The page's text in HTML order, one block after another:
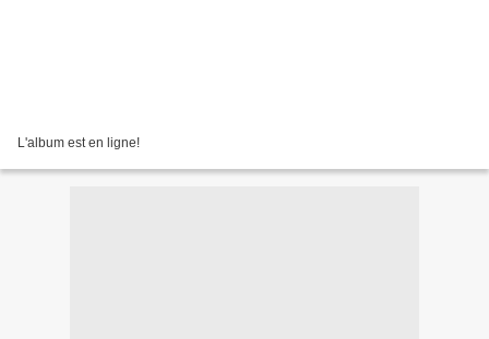
L'album est en ligne!